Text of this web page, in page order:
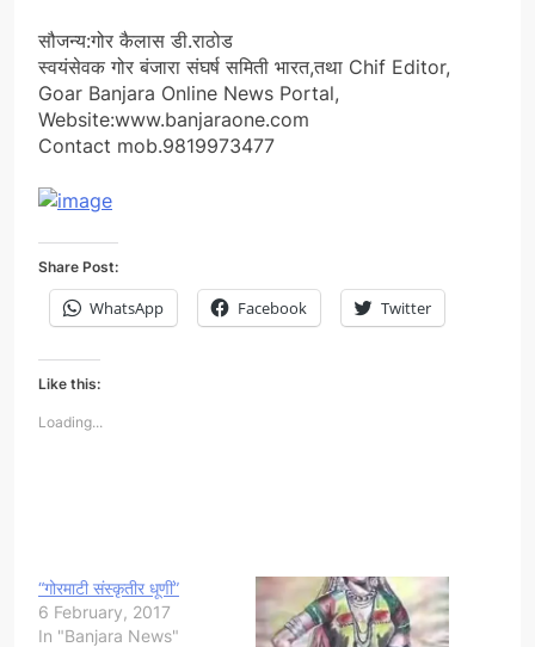
सौजन्य:गोर कैलास डी.राठोड
स्वयंसेवक गोर बंजारा संघर्ष समिती भारत,तथा Chif Editor,
Goar Banjara Online News Portal,
Website:www.banjaraone.com
Contact mob.9819973477
Share Post:
WhatsApp Facebook Twitter
Like this:
Loading...
“गोरमाटी संस्कृतीर धूणीं”
6 February, 2017
In "Banjara News"